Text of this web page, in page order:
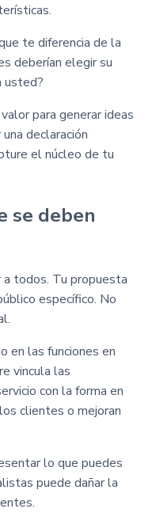
te diferencia de la
deberían elegir su
usted?
para generar ideas
declaración
el núcleo de tu
se deben
todos. Tu propuesta
específico. No
en las funciones en
vincula las
con la forma en
clientes o mejoran
lo que puedes
puede dañar la